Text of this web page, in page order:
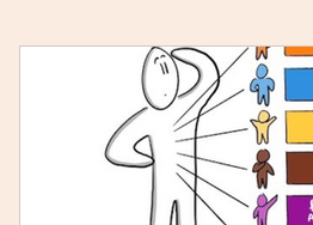
Culture et
Culture et Innovation